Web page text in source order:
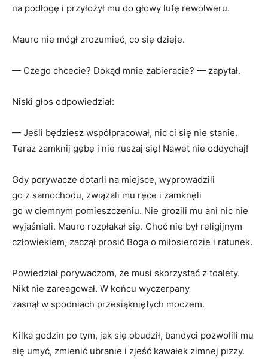
na podłogę i przyłożył mu do głowy lufę rewolweru.
Mauro nie mógł zrozumieć, co się dzieje.
— Czego chcecie? Dokąd mnie zabieracie? — zapytał.
Niski głos odpowiedział:
— Jeśli będziesz współpracował, nic ci się nie stanie.
Teraz zamknij gębę i nie ruszaj się! Nawet nie oddychaj!
Gdy porywacze dotarli na miejsce, wyprowadzili
go z samochodu, związali mu ręce i zamknęli
go w ciemnym pomieszczeniu. Nie grozili mu ani nic nie
wyjaśniali. Mauro rozpłakał się. Choć nie był religijnym
człowiekiem, zaczął prosić Boga o miłosierdzie i ratunek.
Powiedział porywaczom, że musi skorzystać z toalety.
Nikt nie zareagował. W końcu wyczerpany
zasnął w spodniach przesiąkniętych moczem.
Kilka godzin po tym, jak się obudził, bandyci pozwolili mu
się umyć, zmienić ubranie i zjeść kawałek zimnej pizzy.